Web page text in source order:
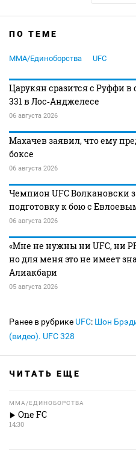
ПО ТЕМЕ
MMA/Единоборства UFC
Царукян сразится с Руффи в
331 в Лос‑Анджелесе
06 августа 2026
Махачев заявил, что ему
боксе
06 августа 2026
Чемпион UFC Волкановски
подготовку к бою с
06 августа 2026
«Мне не нужны ни UFC, ни
но для меня это не имеет
Алиакбари
05 августа 2026
Ранее в рубрике UFC: Шон
(видео). UFC 328
ЧИТАТЬ ЕЩЕ
MMA/ЕДИНОБОРСТВА
One FC
14:30